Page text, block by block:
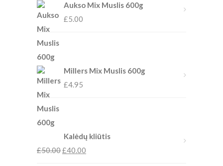
Aukso Mix Muslis 600g
£5.00
Millers Mix Muslis 600g
£4.95
Kalėdų kliūtis
£50.00£40.00